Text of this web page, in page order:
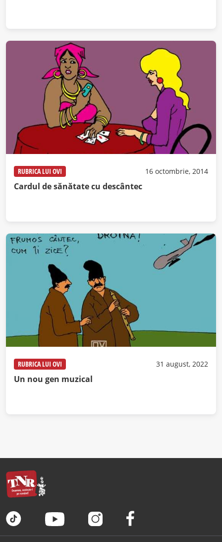
RUBRICA LUI OVI 16 octombrie, 2014
Cardul de sănătate cu descântec
RUBRICA LUI OVI 31 august, 2022
Un nou gen muzical